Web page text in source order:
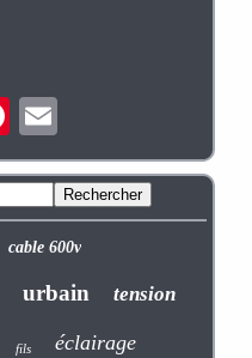
cable 600v
urbain tension
fils éclairage